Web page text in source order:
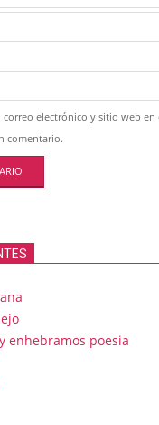
electrónico y sitio web en
comentario.
enhebramos poesia